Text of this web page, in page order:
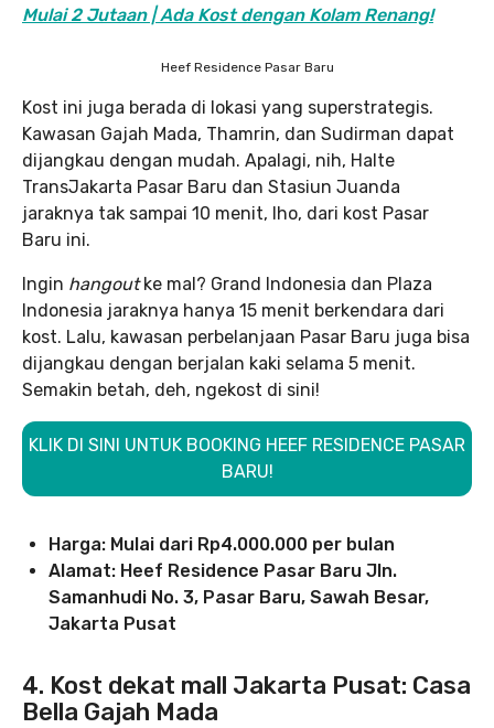
Mulai 2 Jutaan | Ada Kost dengan Kolam Renang!
Heef Residence Pasar Baru
Kost ini juga berada di lokasi yang superstrategis.
Kawasan Gajah Mada, Thamrin, dan Sudirman dapat
dijangkau dengan mudah. Apalagi, nih, Halte
TransJakarta Pasar Baru dan Stasiun Juanda
jaraknya tak sampai 10 menit, lho, dari kost Pasar
Baru ini.
Ingin hangoutke mal? Grand Indonesia dan Plaza
Indonesia jaraknya hanya 15 menit berkendara dari
kost. Lalu, kawasan perbelanjaan Pasar Baru juga bisa
dijangkau dengan berjalan kaki selama 5 menit.
Semakin betah, deh, ngekost di sini!
KLIK DI SINI UNTUK BOOKING HEEF RESIDENCE PASAR
BARU!
Harga: Mulai dari Rp4.000.000 per bulan
Alamat: Heef Residence Pasar Baru Jln.
Samanhudi No. 3, Pasar Baru, Sawah Besar,
Jakarta Pusat
4. Kost dekat mall Jakarta Pusat: Casa
Bella Gajah Mada